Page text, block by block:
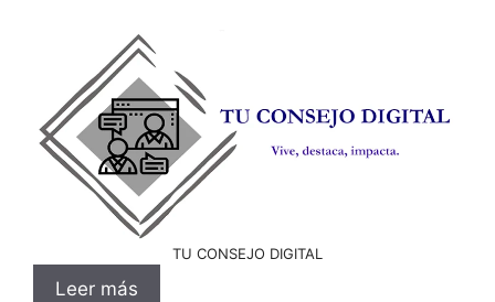
TU CONSEJO DIGITAL
Leer más